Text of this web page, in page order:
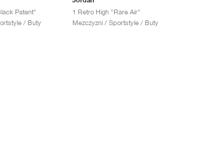
Patent"
/ Buty
1 Retro High "Rare Air"
Mezczyzni / Sportstyle / Buty